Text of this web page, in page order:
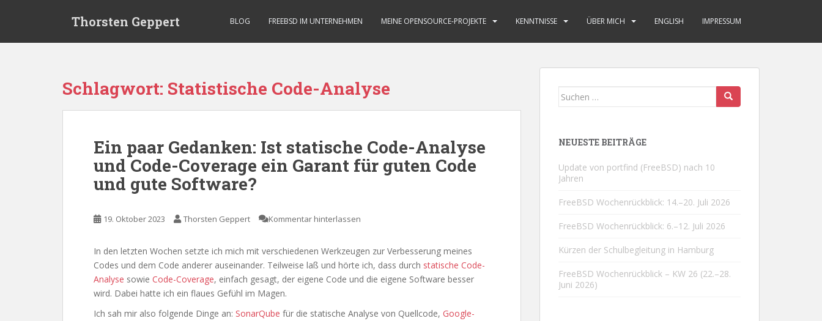
Thorsten Geppert BLOG FREEBSD IM UNTERNEHMEN MEINE OPENSOURCE-PROJEKTE KENNTNISSE ÜBER MICH ENGLISH IMPRESSUM
Schlagwort: Statistische Code-Analyse
Ein paar Gedanken: Ist statische Code-Analyse
und Code-Coverage ein Garant für guten Code
und gute Software?
19. Oktober 2023 Thorsten Geppert Kommentar hinterlassen
In den letzten Wochen setzte ich mich mit verschiedenen Werkzeugen zur Verbesserung meines
Codes und dem Code anderer auseinander. Teilweise laß und hörte ich, dass durch statische Code-
Analyse sowie Code-Coverage, einfach gesagt, der eigene Code und die eigene Software besser
wird. Dabei hatte ich ein flaues Gefühl im Magen.
Ich sah mir also folgende Dinge an: SonarQube für die statische Analyse von Quellcode, Google-
Suchen
NEUESTE BEITRÄGE
Update von portfind (FreeBSD) nach 10
Jahren
FreeBSD Wochenrückblick: 14.–20. Juli 2026
FreeBSD Wochenrückblick: 6.–12. Juli 2026
Kürzen der Schulbegleitung in Hamburg
FreeBSD Wochenrückblick – KW 26 (22.–28.
Juni 2026)